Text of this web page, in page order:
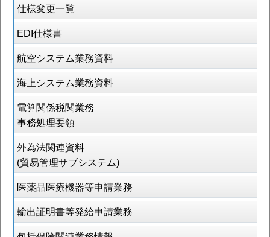
仕様変更一覧
EDI仕様書
航空システム業務資料
海上システム業務資料
電算関係税関業務
事務処理要領
外為法関連資料
(貿易管理サブシステム)
医薬品医療機器等申請業務
輸出証明書等発給申請業務